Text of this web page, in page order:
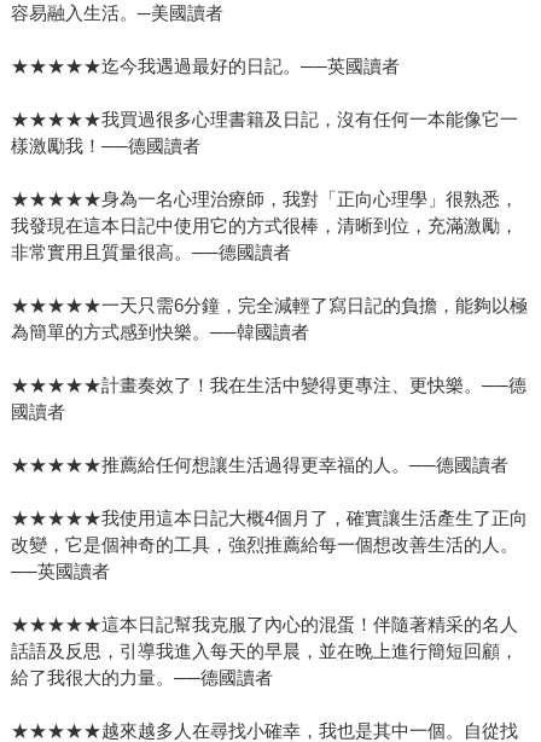
容易融入生活。─美國讀者
★★★★★迄今我遇過最好的日記。──英國讀者
★★★★★我買過很多心理書籍及日記，沒有任何一本能像它一
樣激勵我！──德國讀者
★★★★★身為一名心理治療師，我對「正向心理學」很熟悉，
我發現在這本日記中使用它的方式很棒，清晰到位，充滿激勵，
非常實用且質量很高。──德國讀者
★★★★★一天只需6分鐘，完全減輕了寫日記的負擔，能夠以極
為簡單的方式感到快樂。──韓國讀者
★★★★★計畫奏效了！我在生活中變得更專注、更快樂。──德
國讀者
★★★★★推薦給任何想讓生活過得更幸福的人。──德國讀者
★★★★★我使用這本日記大概4個月了，確實讓生活產生了正向
改變，它是個神奇的工具，強烈推薦給每一個想改善生活的人。
──英國讀者
★★★★★這本日記幫我克服了內心的混蛋！伴隨著精采的名人
話語及反思，引導我進入每天的早晨，並在晚上進行簡短回顧，
給了我很大的力量。──德國讀者
★★★★★越來越多人在尋找小確幸，我也是其中一個。自從找